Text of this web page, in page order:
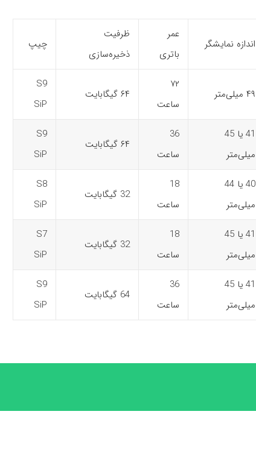
اندازه نمایشگر
عمر
باتری
ظرفیت
ذخیره‌سازی
چیپ
۴۹ میلی‌متر
۷۲
ساعت
۶۴ گیگابایت
S9
SiP
41 یا 45
میلی‌متر
36
ساعت
۶۴ گیگابایت
S9
SiP
40 یا 44
میلی‌متر
18
ساعت
32 گیگابایت
S8
SiP
41 یا 45
میلی‌متر
18
ساعت
32 گیگابایت
S7
SiP
41 یا 45
میلی‌متر
36
ساعت
64 گیگابایت
S9
SiP